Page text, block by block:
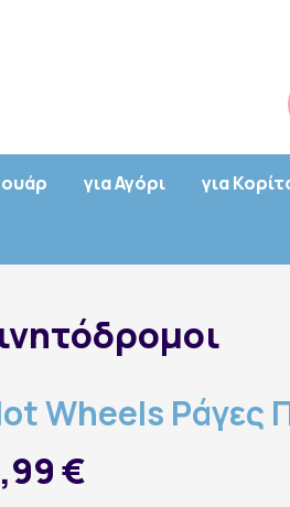
για Αγόρι για
Wheels Ράγες
€